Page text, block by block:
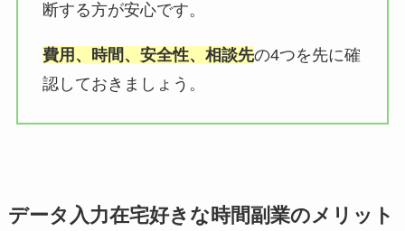
断する方が安心です。
費用、時間、安全性、相談先の4つを先に確
認しておきましょう。
データ入力在宅好きな時間副業のメリット